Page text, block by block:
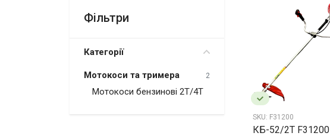
Фільтри
Категорії
Мотокоси та тримера 2
Мотокоси бензинові 2Т/4Т
SKU: F31200
КБ-52/2Т F31200